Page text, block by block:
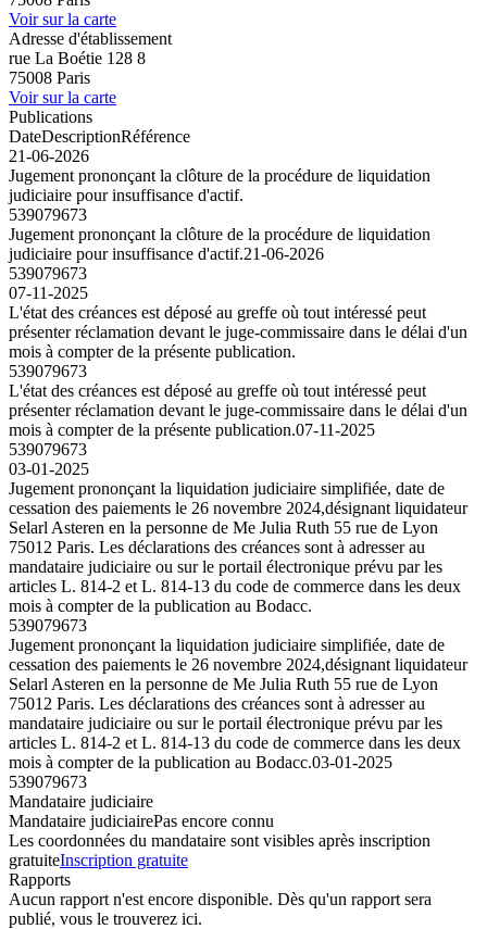
Voir sur la carte
Adresse d'établissement
rue La Boétie 128 8
75008 Paris
Voir sur la carte
Publications
DateDescriptionRéférence
21-06-2026
Jugement prononçant la clôture de la procédure de liquidation
judiciaire pour insuffisance d'actif.
539079673
Jugement prononçant la clôture de la procédure de liquidation
judiciaire pour insuffisance d'actif.21-06-2026
539079673
07-11-2025
L'état des créances est déposé au greffe où tout intéressé peut
présenter réclamation devant le juge-commissaire dans le délai d'un
mois à compter de la présente publication.
539079673
L'état des créances est déposé au greffe où tout intéressé peut
présenter réclamation devant le juge-commissaire dans le délai d'un
mois à compter de la présente publication.07-11-2025
539079673
03-01-2025
Jugement prononçant la liquidation judiciaire simplifiée, date de
cessation des paiements le 26 novembre 2024,désignant liquidateur
Selarl Asteren en la personne de Me Julia Ruth 55 rue de Lyon
75012 Paris. Les déclarations des créances sont à adresser au
mandataire judiciaire ou sur le portail électronique prévu par les
articles L. 814-2 et L. 814-13 du code de commerce dans les deux
mois à compter de la publication au Bodacc.
539079673
Jugement prononçant la liquidation judiciaire simplifiée, date de
cessation des paiements le 26 novembre 2024,désignant liquidateur
Selarl Asteren en la personne de Me Julia Ruth 55 rue de Lyon
75012 Paris. Les déclarations des créances sont à adresser au
mandataire judiciaire ou sur le portail électronique prévu par les
articles L. 814-2 et L. 814-13 du code de commerce dans les deux
mois à compter de la publication au Bodacc.03-01-2025
539079673
Mandataire judiciaire
Mandataire judiciairePas encore connu
Les coordonnées du mandataire sont visibles après inscription
gratuiteInscription gratuite
Rapports
Aucun rapport n'est encore disponible. Dès qu'un rapport sera
publié, vous le trouverez ici.